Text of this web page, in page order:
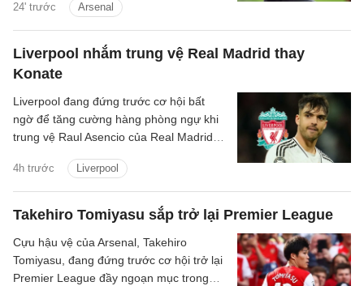
24' trước Arsenal
Liverpool nhắm trung vệ Real Madrid thay
Konate
4h trước Liverpool
Liverpool đang đứng trước cơ hội bất
ngờ để tăng cường hàng phòng ngự khi
trung vệ Raul Asencio của Real Madrid
trong kỳ chuyển nhượng mùa hè này.
Takehiro Tomiyasu sắp trở lại Premier League
Cựu hậu vệ của Arsenal, Takehiro
Tomiyasu, đang đứng trước cơ hội trở lại
Premier League đầy ngoạn mục trong